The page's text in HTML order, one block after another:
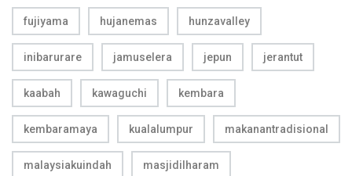
fujiyama hujanemas hunzavalley
inibarurare jamuselera jepun jerantut
kaabah kawaguchi kembara
kembaramaya kualalumpur makanantradisional
malaysiakuindah masjidilharam